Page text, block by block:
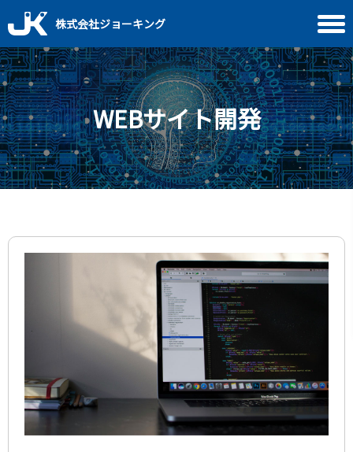
株式会社ジョーキング
WEBサイト開発